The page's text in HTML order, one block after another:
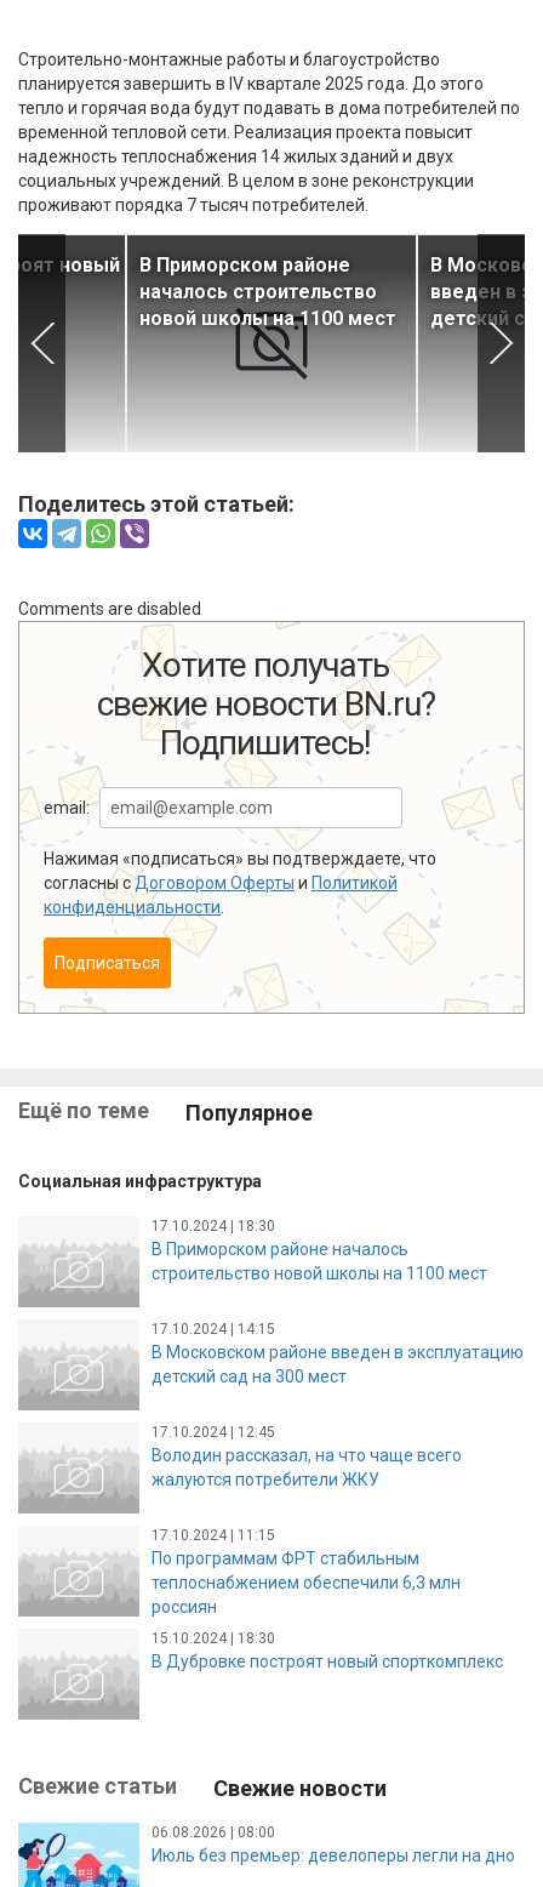
Строительно-монтажные работы и благоустройство
планируется завершить в IV квартале 2025 года. До этого
тепло и горячая вода будут подавать в дома потребителей по
временной тепловой сети. Реализация проекта повысит
надежность теплоснабжения 14 жилых зданий и двух
социальных учреждений. В целом в зоне реконструкции
проживают порядка 7 тысяч потребителей.
новый
В Приморском районе
началось строительство
новой школы на 1100 мест
В
введен в
детский
Поделитесь этой статьей:
Comments are disabled
Хотите получать
свежие новости BN.ru?
Подпишитесь!
email:
Нажимая «подписаться» вы подтверждаете, что
согласны сДоговором Оферты и Политикой
конфиденциальности
Подписаться
Ещё по теме Популярное
Социальная инфраструктура
17.10.2024 | 18:30
В Приморском районе началось
строительство новой школы на 1100 мест
17.10.2024 | 14:15
В Московском районе введен в эксплуатацию
детский сад на 300 мест
17.10.2024 | 12:45
Володин рассказал, на что чаще всего
жалуются потребители ЖКУ
17.10.2024 | 11:15
По программам ФРТ стабильным
теплоснабжением обеспечили 6,3 млн
россиян
15.10.2024 | 18:30
В Дубровке построят новый спорткомплекс
Свежие статьи Свежие новости
06.08.2026 | 08:00
Июль без премьер: девелоперы легли на дно